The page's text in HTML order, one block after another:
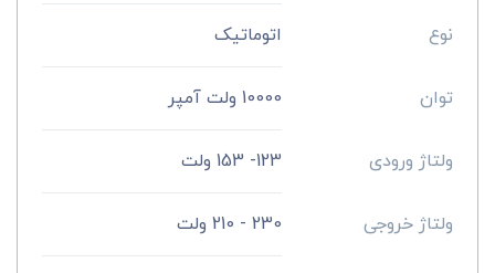
نوع اتوماتیک
توان 10000 ولت آمپر
ولتاژ ورودی 123- 153 ولت
ولتاژ خروجی 230 - 210 ولت